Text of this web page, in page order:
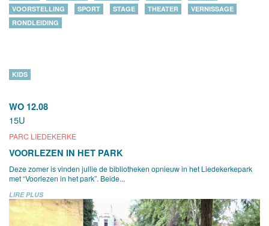
VOORSTELLING
SPORT STAGE THEATER
VERNISSAGE
RONDLEIDING
WO 12.08
15U
PARC LIEDEKERKE
KIDS
VOORLEZEN IN HET PARK
Deze zomer is vinden jullie de bibliotheken opnieuw in het Liedekerkepark
met “Voorlezen in het park”. Beide...
LIRE PLUS